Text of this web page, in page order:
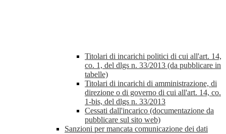
Titolari di incarichi politici di cui all'art. 14,
co. 1, del dlgs n. 33/2013 (da pubblicare in
tabelle)
Titolari di incarichi di amministrazione, di
direzione o di governo di cui all'art. 14, co.
1-bis, del dlgs n. 33/2013
Cessati dall'incarico (documentazione da
pubblicare sul sito web)
Sanzioni per mancata comunicazione dei dati